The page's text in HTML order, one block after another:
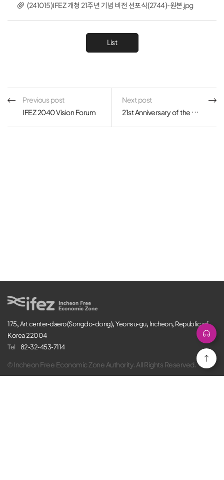
(241015)IFEZ 개청 21주년 기념 비전 선포식(2744)-원본.jpg
List
Previous post
IFEZ 2040 Vision Forum
Next post
21st Anniversary of the Opening of Incheon Free Economic Zone Authority
175, Art center-daero(Songdo-dong), Yeonsu-gu, Incheon, Republic of
Korea 22004
Tel
82-32-453-7114
© Incheon Free Economic Zone Authority. All Rights Reserved.